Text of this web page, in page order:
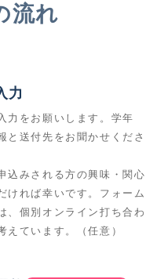
流れ
力
力をお願いします。学年
と送付先をお聞かせくださ
込みされる方の興味・関心
ければ幸いです。フォーム
、個別オンライン打ち合わ
えています。（任意）